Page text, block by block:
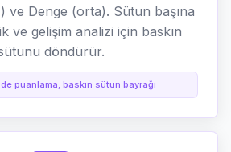
ve Denge (orta). Sütun başına
ve gelişim analizi için baskın
döndürür.
puanlama, baskın sütun bayrağı